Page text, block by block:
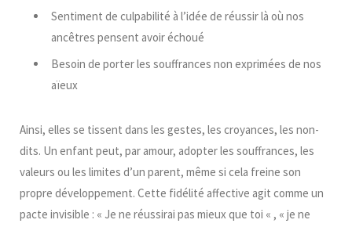
Sentiment de culpabilité à l’idée de réussir là où nos
ancêtres pensent avoir échoué
Besoin de porter les souffrances non exprimées de nos
aïeux
Ainsi, elles se tissent dans les gestes, les croyances, les non-
dits. Un enfant peut, par amour, adopter les souffrances, les
valeurs ou les limites d’un parent, même si cela freine son
propre développement. Cette fidélité affective agit comme un
pacte invisible : « Je ne réussirai pas mieux que toi « , « je ne